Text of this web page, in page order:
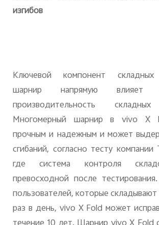
изгибов
Ключевой компонент складных
шарнир напрямую
производительность
Многомерный шарнир в vivo X
прочным и надежным и может
сгибаний, согласно тесту компании
где система контроля
превосходной после
пользователей, которые
раз в день, vivo X Fold может